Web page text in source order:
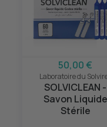
50,00 €
Laboratoire du
SOLVICLEAN -
Savon Liquide
Stérile